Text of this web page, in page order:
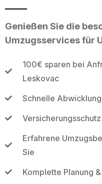
Genießen Sie die
Umzugsservices für
100€ sparen bei
Leskovac
Schnelle
Erfahrene
Sie
Komplette Planung